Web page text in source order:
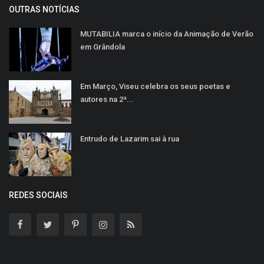
OUTRAS NOTÍCIAS
MUTABILIA marca o início da Animação de Verão
em Grândola
Em Março, Viseu celebra os seus poetas e
autores na 2ª...
Entrudo de Lazarim sai à rua
REDES SOCIAIS